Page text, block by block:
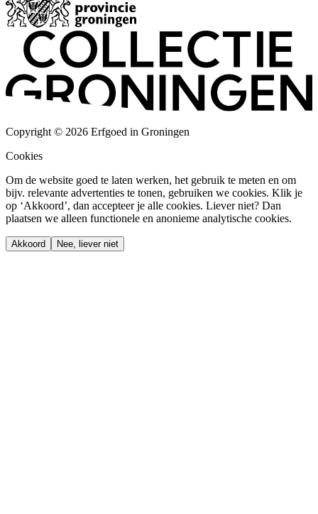
Copyright © 2026 Erfgoed in Groningen
Cookies
Om de website goed te laten werken, het gebruik te meten en om
bijv. relevante advertenties te tonen, gebruiken we cookies. Klik je
op ‘Akkoord’, dan accepteer je alle cookies. Liever niet? Dan
plaatsen we alleen functionele en anonieme analytische cookies.
Akkoord Nee, liever niet